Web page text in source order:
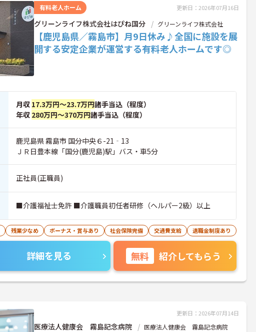
有料老人ホーム 更新日：2026年07月16日
グリーンライフ株式会社はぴね国分 グリーンライフ株式会社
【鹿児島県／霧島市】月9日休み♪全国に施設を展
開する安定企業が運営する有料老人ホームです◎
月収 17.3万円～23.7万円諸手当込（程度）
年収 280万円～370万円諸手当込（程度）
鹿児島県 霧島市 国分中央６-21‐13
ＪＲ日豊本線「国分(鹿児島)駅」バス・車5分
正社員(正職員)
■介護福祉士免許 ■介護職員初任者研修（ヘルパー2級）以上
残業少なめ ボーナス・賞与あり 社会保険完備 交通費支給 退職金制度あり
詳細を見る 無料 紹介してもらう
更新日：2026年07月14日
医療法人健康会 霧島記念病院 医療法人健康会 霧島記念病院